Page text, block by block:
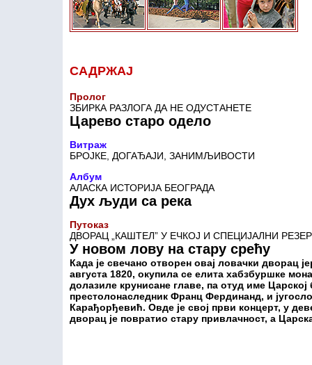
САДРЖАЈ
Пролог
ЗБИРКА РАЗЛОГА ДА НЕ ОДУСТАНЕТЕ
Царево старо одело
Витраж
БРОЈКЕ, ДОГАЂАЈИ, ЗАНИМЉИВОСТИ
Албум
АЛАСКА ИСТОРИЈА БЕОГРАДА
Дух људи са река
Путоказ
ДВОРАЦ „КАШТЕЛ” У ЕЧКОЈ И СПЕЦИЈАЛНИ
У новом лову на стару срећу
Када је свечано отворен овај ловачки дворац
августа 1820, окупила се елита хабзбуршке
долазиле крунисане главе, па отуд име
престолонаследник Франц Фердинанд, и
Карађорђевић. Овде је свој први концерт, у
дворац је повратио стару привлачност, а